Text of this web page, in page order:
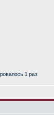
1 раз.